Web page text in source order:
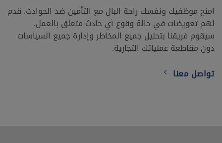
امنح موظفيك ونفسك راحة البال مع التأمين ضد الحوادث. قدم
لهم تعويضات في حالة وقوع أي حادث متعلق بالعمل.
سيقوم فريقنا بتحليل جميع المخاطر وإدارة جميع السياسات
دون مقاطعة عملياتك التجارية.
تواصل معنا